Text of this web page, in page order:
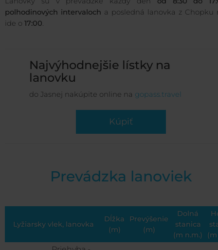
polhodinových intervaloch a posledná lanovka z Chopku
ide o 17:00.
Najvýhodnejšie lístky na
lanovku
do Jasnej nakúpite online na gopass.travel
Kúpiť
Prevádzka lanoviek
Lyžiarsky vlek, lanovka
Dĺžka
(m)
Prevýšenie
(m)
Dolná
stanica
(m n.m.)